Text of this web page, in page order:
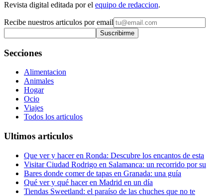
Revista digital editada por el equipo de redaccion.
Recibe nuestros articulos por email
Suscribirme
Secciones
Alimentacion
Animales
Hogar
Ocio
Viajes
Todos los articulos
Ultimos articulos
Que ver y hacer en Ronda: Descubre los encantos de esta
Visitar Ciudad Rodrigo en Salamanca: un recorrido por su
Bares donde comer de tapas en Granada: una guía
Qué ver y qué hacer en Madrid en un día
Tiendas Sweetland: el paraíso de las chuches que no te